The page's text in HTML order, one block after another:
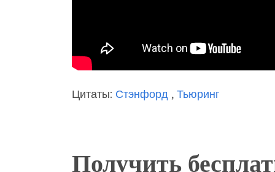
Цитаты: Стэнфорд,Тьюринг
Получить